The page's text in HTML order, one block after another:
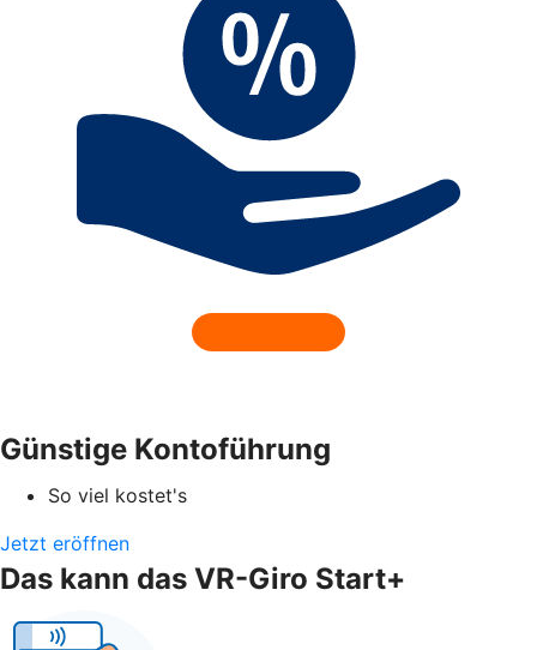
Günstige Kontoführung
So viel kostet's
Jetzt eröffnen
Das kann das VR-Giro Start+